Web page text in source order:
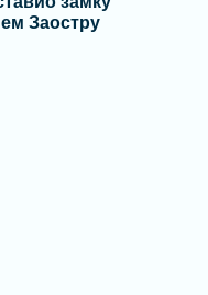
Заостру